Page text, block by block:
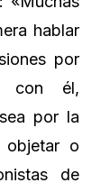
hablar
por
con él,
por la
objetar o
de